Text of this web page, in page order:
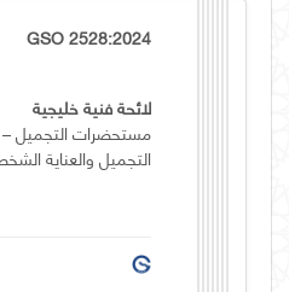
GSO 2528:2024
لائحة فنية خليجية
مستحضرات التجميل –
التجميل والعناية